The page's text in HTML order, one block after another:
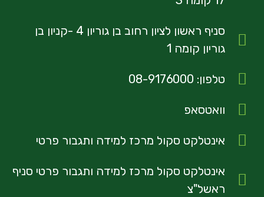
סניף ראשון לציון רחוב בן גוריון 4 -קניון בן
גוריון קומה 1
טלפון: 08-9176000
וואטסאפ
אינטלקט סקול מרכז למידה ותגבור פרטי
אינטלקט סקול מרכז למידה ותגבור פרטי סניף
ראשל"צ